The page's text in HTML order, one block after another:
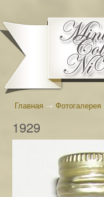
Главная → Фотогалерея
1929